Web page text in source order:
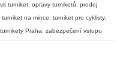
turniket opravy turniketů
prodej
turniket na mince turniket pro cyklisty,
turnikety Praha zabezpečení vstupu